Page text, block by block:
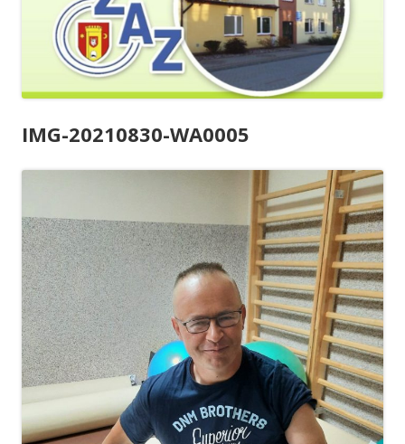
IMG-20210830-WA0005